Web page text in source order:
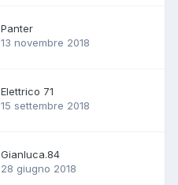
Panter
13 novembre 2018
Elettrico 71
15 settembre 2018
Gianluca.84
28 giugno 2018